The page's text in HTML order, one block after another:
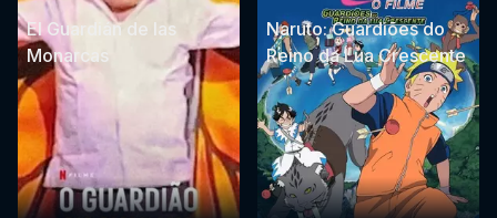
El Guardián de las
Monarcas
Naruto: Guardiões do
Reino da Lua Crescente